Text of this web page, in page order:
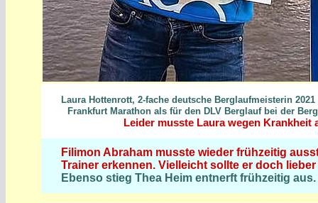
Laura Hottenrott, 2-fache deutsche Berglaufmeisterin
Frankfurt Marathon als für den DLV Berglauf bei der
Leider musste Laura wegen Krankheit
Filimon Abraham musste wieder frühzeitig
Trainer erkennen. Vielleicht sollte er doch
Ebenso stieg Thea Heim entnerft frühzeitig aus.